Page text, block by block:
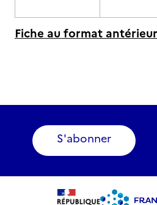
Fiche au format
S'abonner